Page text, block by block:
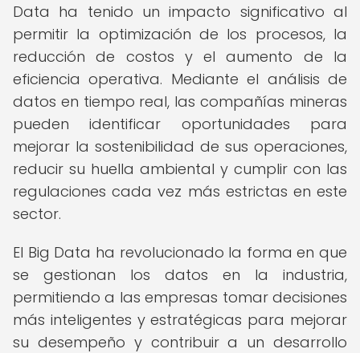
Data ha tenido un impacto significativo al
permitir la optimización de los procesos, la
reducción de costos y el aumento de la
eficiencia operativa. Mediante el análisis de
datos en tiempo real, las compañías mineras
pueden identificar oportunidades para
mejorar la sostenibilidad de sus operaciones,
reducir su huella ambiental y cumplir con las
regulaciones cada vez más estrictas en este
sector.
El Big Data ha revolucionado la forma en que
se gestionan los datos en la industria,
permitiendo a las empresas tomar decisiones
más inteligentes y estratégicas para mejorar
su desempeño y contribuir a un desarrollo